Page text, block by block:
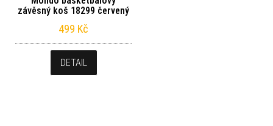
závěsný koš 18299 červený
499 Kč
DETAIL